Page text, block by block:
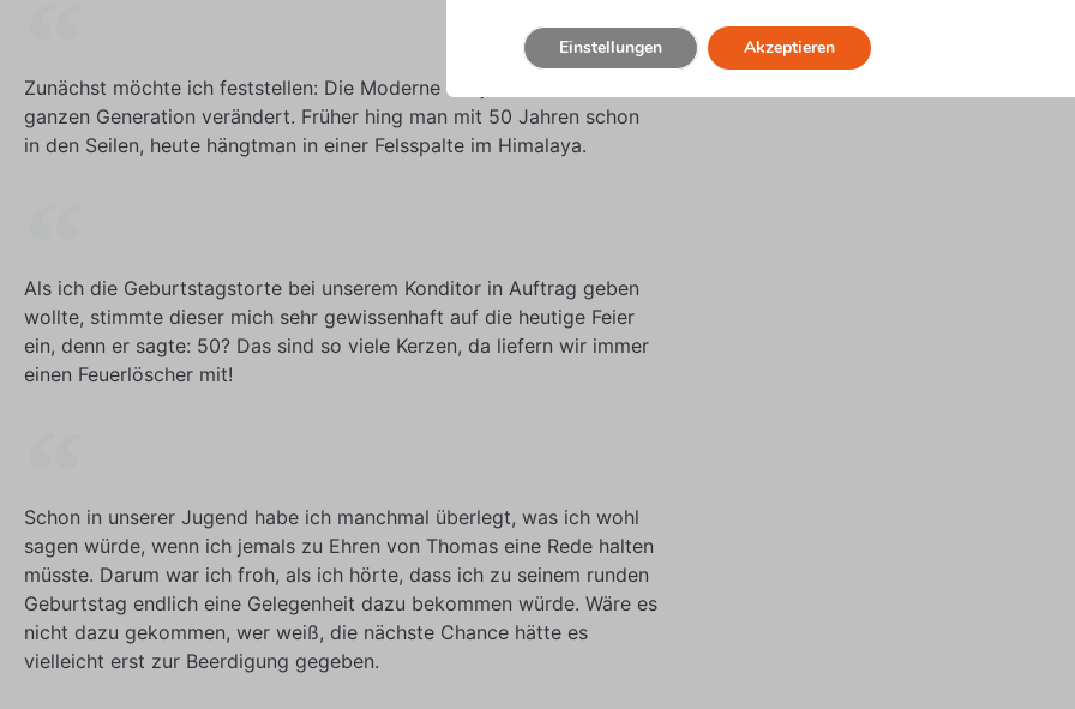
Zunächst möchte ich feststellen: Die Moderne hat ja das Bild einer
ganzen Generation verändert. Früher hing man mit 50 Jahren schon
in den Seilen, heute hängtman in einer Felsspalte im Himalaya.
Als ich die Geburtstagstorte bei unserem Konditor in Auftrag geben
wollte, stimmte dieser mich sehr gewissenhaft auf die heutige Feier
ein, denn er sagte: 50? Das sind so viele Kerzen, da liefern wir immer
einen Feuerlöscher mit!
Schon in unserer Jugend habe ich manchmal überlegt, was ich wohl
sagen würde, wenn ich jemals zu Ehren von Thomas eine Rede halten
müsste. Darum war ich froh, als ich hörte, dass ich zu seinem runden
Geburtstag endlich eine Gelegenheit dazu bekommen würde. Wäre es
nicht dazu gekommen, wer weiß, die nächste Chance hätte es
vielleicht erst zur Beerdigung gegeben.
Akzeptieren
Einstellungen